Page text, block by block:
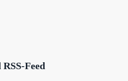
Feed